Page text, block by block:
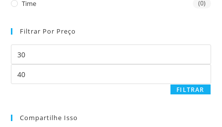
Time (0)
Filtrar Por Preço
FILTRAR
Compartilhe Isso